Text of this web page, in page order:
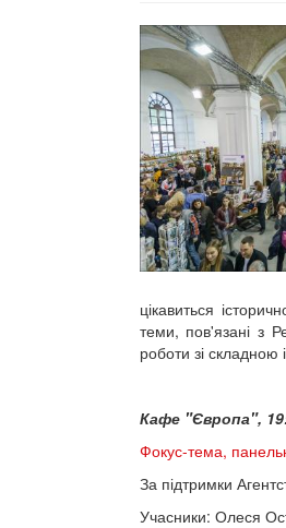
цікавиться
теми, пов'язані з
роботи зі складною
Кафе "Європа",
Фокус-тема,
За підтримки
Учасники: Олеся